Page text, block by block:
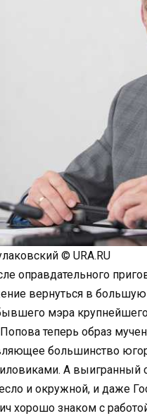
© URA.RU
оправдательного
вернуться в
мэра
теперь образ
большинство
А
и окружной, и даже
хорошо знаком с